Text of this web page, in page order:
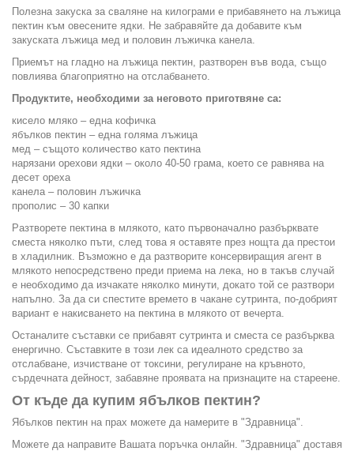
Полезна закуска за сваляне на килограми е прибавянето на лъжица
пектин към овесените ядки. Не забравяйте да добавите към
закуската лъжица мед и половин лъжичка канела.
Приемът на гладно на лъжица пектин, разтворен във вода, също
повлиява благоприятно на отслабването.
Продуктите, необходими за неговото приготвяне са:
кисело мляко – една кофичка
ябълков пектин – една голяма лъжица
мед – същото количество като пектина
нарязани орехови ядки – около 40-50 грама, което се равнява на
десет ореха
канела – половин лъжичка
прополис – 30 капки
Разтворете пектина в млякото, като първоначално разбърквате
сместа няколко пъти, след това я оставяте през нощта да престои
в хладилник. Възможно е да разтворите консервиращия агент в
млякото непосредствено преди приема на лека, но в такъв случай
е необходимо да изчакате няколко минути, докато той се разтвори
напълно. За да си спестите времето в чакане сутринта, по-добрият
вариант е накисването на пектина в млякото от вечерта.
Останалите съставки се прибавят сутринта и сместа се разбърква
енергично. Съставките в този лек са идеалното средство за
отслабване, изчистване от токсини, регулиране на кръвното,
сърдечната дейност, забавяне проявата на признаците на стареене.
От къде да купим ябълков пектин?
Ябълков пектин на прах можете да намерите в "Здравница".
Можете да направите Вашата поръчка онлайн. "Здравница" доставя